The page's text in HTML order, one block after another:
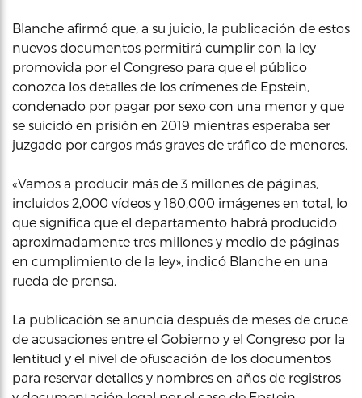
Blanche afirmó que, a su juicio, la publicación de estos
nuevos documentos permitirá cumplir con la ley
promovida por el Congreso para que el público
conozca los detalles de los crímenes de Epstein,
condenado por pagar por sexo con una menor y que
se suicidó en prisión en 2019 mientras esperaba ser
juzgado por cargos más graves de tráfico de menores.
«Vamos a producir más de 3 millones de páginas,
incluidos 2,000 vídeos y 180,000 imágenes en total, lo
que significa que el departamento habrá producido
aproximadamente tres millones y medio de páginas
en cumplimiento de la ley», indicó Blanche en una
rueda de prensa.
La publicación se anuncia después de meses de cruce
de acusaciones entre el Gobierno y el Congreso por la
lentitud y el nivel de ofuscación de los documentos
para reservar detalles y nombres en años de registros